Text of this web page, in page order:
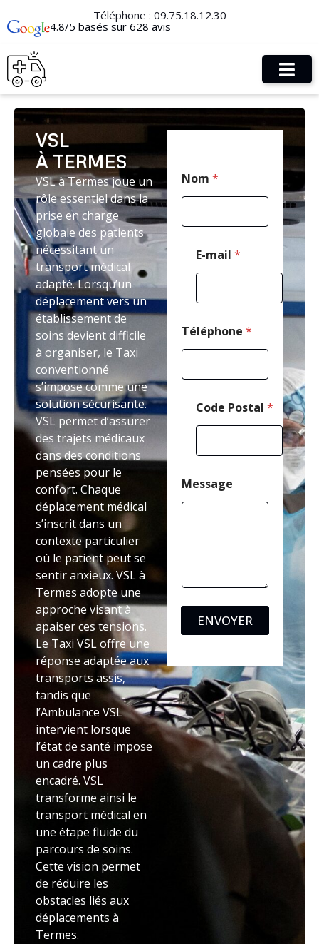
Téléphone : 09.75.18.12.30
4.8/5 basés sur 628 avis
VSL
À TERMES
VSL à Termes joue un
rôle essentiel dans la
prise en charge
globale des patients
nécessitant un
transport médical
adapté. Lorsqu’un
déplacement vers un
établissement de
soins devient difficile
à organiser, le Taxi
conventionné
s’impose comme une
solution sécurisante.
VSL permet d’assurer
des trajets médicaux
dans des conditions
pensées pour le
confort. Chaque
déplacement médical
s’inscrit dans un
contexte particulier
où le patient peut se
sentir anxieux. VSL à
Termes adopte une
approche visant à
apaiser ces tensions.
Le Taxi VSL offre une
réponse adaptée aux
transports assis,
tandis que
l’Ambulance VSL
intervient lorsque
l’état de santé impose
un cadre plus
encadré. VSL
transforme ainsi le
transport médical en
une étape fluide du
parcours de soins.
Cette vision permet
de réduire les
obstacles liés aux
déplacements à
Termes.
e
s
a
i
Nom *
E-mail *
Téléphone *
Code Postal *
Message
ENVOYER